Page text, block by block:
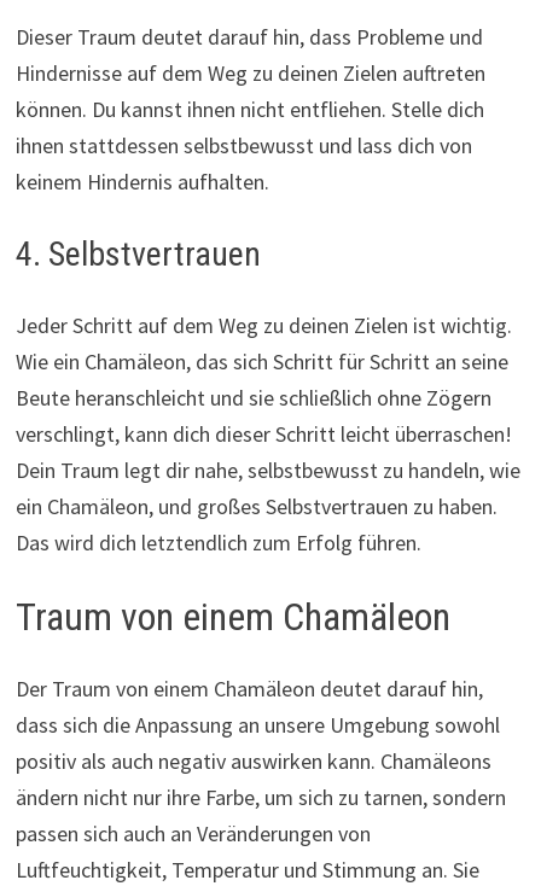
Dieser Traum deutet darauf hin, dass Probleme und
Hindernisse auf dem Weg zu deinen Zielen auftreten
können. Du kannst ihnen nicht entfliehen. Stelle dich
ihnen stattdessen selbstbewusst und lass dich von
keinem Hindernis aufhalten.
4. Selbstvertrauen
Jeder Schritt auf dem Weg zu deinen Zielen ist wichtig.
Wie ein Chamäleon, das sich Schritt für Schritt an seine
Beute heranschleicht und sie schließlich ohne Zögern
verschlingt, kann dich dieser Schritt leicht überraschen!
Dein Traum legt dir nahe, selbstbewusst zu handeln, wie
ein Chamäleon, und großes Selbstvertrauen zu haben.
Das wird dich letztendlich zum Erfolg führen.
Traum von einem Chamäleon
Der Traum von einem Chamäleon deutet darauf hin,
dass sich die Anpassung an unsere Umgebung sowohl
positiv als auch negativ auswirken kann. Chamäleons
ändern nicht nur ihre Farbe, um sich zu tarnen, sondern
passen sich auch an Veränderungen von
Luftfeuchtigkeit, Temperatur und Stimmung an. Sie